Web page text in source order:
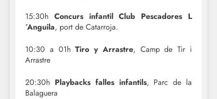
15:30h Concurs infantil Club Pescadores L
´Anguila, port de Catarroja.
10:30 a 01hTiro y Arrastre, Camp de Tir i
Arrastre
20:30h Playbacks falles infantils, Parc de la
Balaguera